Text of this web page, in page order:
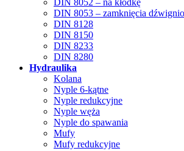
DIN 8052 – na kłódkę
DIN 8053 – zamknięcia
DIN 8128
DIN 8150
DIN 8233
DIN 8280
Hydraulika
Kolana
Nyple 6-kątne
Nyple redukcyjne
Nyple węża
Nyple do spawania
Mufy
Mufy redukcyjne